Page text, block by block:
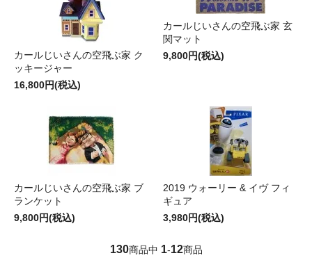
カールじいさんの空飛ぶ家 ク
ッキージャー
16,800円(税込)
カールじいさんの空飛ぶ家 玄
関マット
9,800円(税込)
カールじいさんの空飛ぶ家 ブ
ランケット
9,800円(税込)
2019 ウォーリー & イヴ フィ
ギュア
3,980円(税込)
130商品中 1-12商品